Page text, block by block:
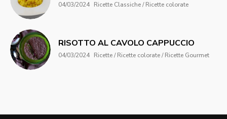
04/03/2024 Ricette Classiche / Ricette colorate
RISOTTO AL CAVOLO CAPPUCCIO
04/03/2024 Ricette / Ricette colorate / Ricette Gourmet